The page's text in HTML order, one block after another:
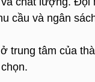
cầu và ngân
trung tâm của